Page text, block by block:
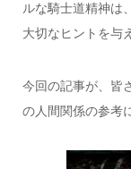
ルな騎士道精神は
大切なヒントを与
今回の記事が、皆
の人間関係の参考